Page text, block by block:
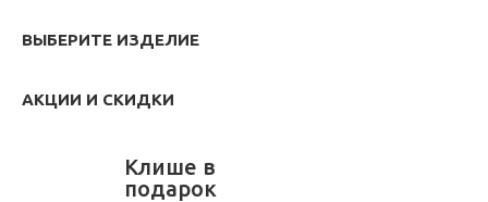
ВЫБЕРИТЕ ИЗДЕЛИЕ
АКЦИИ И СКИДКИ
Клише в
подарок